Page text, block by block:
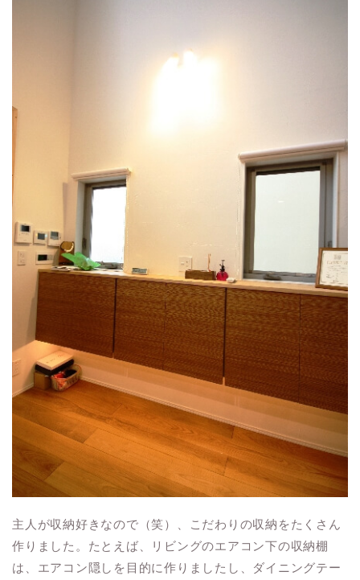
主人が収納好きなので（笑）、こだわりの収納をたくさん
作りました。たとえば、リビングのエアコン下の収納棚
は、エアコン隠しを目的に作りましたし、ダイニングテー